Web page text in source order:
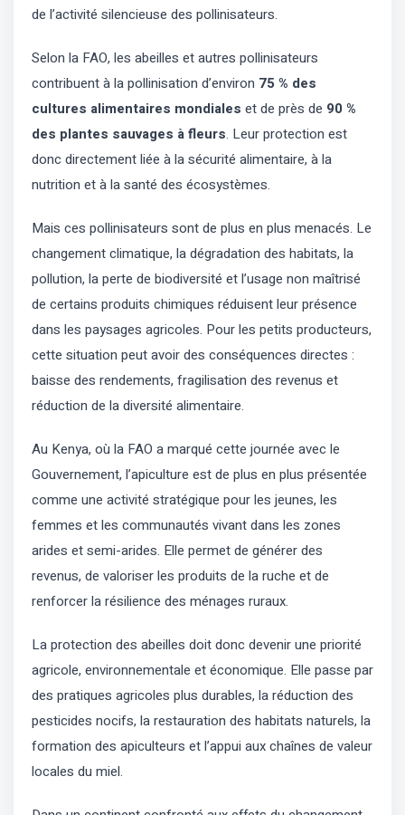
de l’activité silencieuse des pollinisateurs.
Selon la FAO, les abeilles et autres pollinisateurs
contribuent à la pollinisation d’environ 75 % des
cultures alimentaires mondiales et de près de 90 %
des plantes sauvages à fleurs. Leur protection est
donc directement liée à la sécurité alimentaire, à la
nutrition et à la santé des écosystèmes.
Mais ces pollinisateurs sont de plus en plus menacés. Le
changement climatique, la dégradation des habitats, la
pollution, la perte de biodiversité et l’usage non maîtrisé
de certains produits chimiques réduisent leur présence
dans les paysages agricoles. Pour les petits producteurs,
cette situation peut avoir des conséquences directes :
baisse des rendements, fragilisation des revenus et
réduction de la diversité alimentaire.
Au Kenya, où la FAO a marqué cette journée avec le
Gouvernement, l’apiculture est de plus en plus présentée
comme une activité stratégique pour les jeunes, les
femmes et les communautés vivant dans les zones
arides et semi-arides. Elle permet de générer des
revenus, de valoriser les produits de la ruche et de
renforcer la résilience des ménages ruraux.
La protection des abeilles doit donc devenir une priorité
agricole, environnementale et économique. Elle passe par
des pratiques agricoles plus durables, la réduction des
pesticides nocifs, la restauration des habitats naturels, la
formation des apiculteurs et l’appui aux chaînes de valeur
locales du miel.